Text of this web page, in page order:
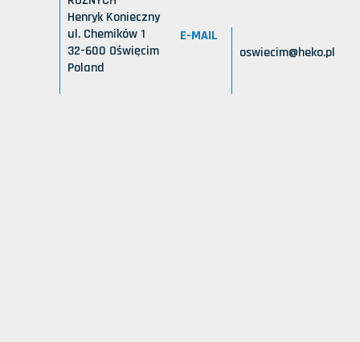
Henryk Konieczny
ul. Chemików 1
32-600 Oświęcim
Poland
E-MAIL
oswiecim@heko.pl